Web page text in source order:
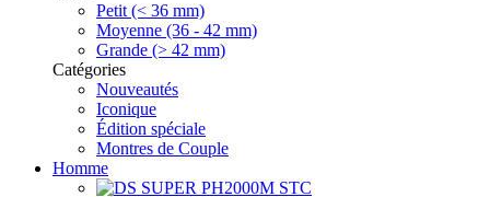
Petit (< 36 mm)
Moyenne (36 - 42 mm)
Grande (> 42 mm)
Catégories
Nouveautés
Iconique
Édition spéciale
Montres de Couple
Homme